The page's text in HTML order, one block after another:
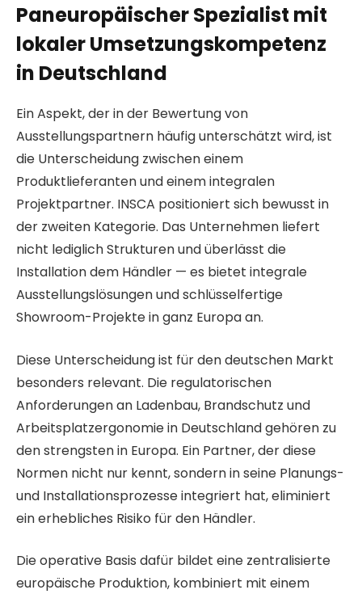
Paneuropäischer Spezialist mit
lokaler Umsetzungskompetenz
in Deutschland
Ein Aspekt, der in der Bewertung von
Ausstellungspartnern häufig unterschätzt wird, ist
die Unterscheidung zwischen einem
Produktlieferanten und einem integralen
Projektpartner. INSCA positioniert sich bewusst in
der zweiten Kategorie. Das Unternehmen liefert
nicht lediglich Strukturen und überlässt die
Installation dem Händler — es bietet integrale
Ausstellungslösungen und schlüsselfertige
Showroom-Projekte in ganz Europa an.
Diese Unterscheidung ist für den deutschen Markt
besonders relevant. Die regulatorischen
Anforderungen an Ladenbau, Brandschutz und
Arbeitsplatzergonomie in Deutschland gehören zu
den strengsten in Europa. Ein Partner, der diese
Normen nicht nur kennt, sondern in seine Planungs-
und Installationsprozesse integriert hat, eliminiert
ein erhebliches Risiko für den Händler.
Die operative Basis dafür bildet eine zentralisierte
europäische Produktion, kombiniert mit einem